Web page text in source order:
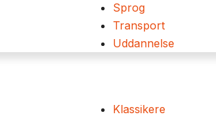
Sprog
Transport
Uddannelse
Klassikere